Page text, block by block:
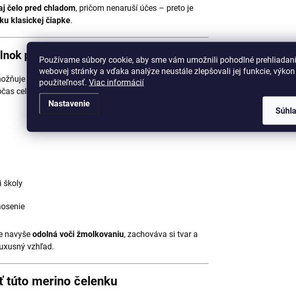
Používame súbory cookie, aby sme vám umožnili pohodlné
webovej stránky a vďaka analýze neustále zlepšovali jej funkcie,
použiteľnosť. Viac informácií
Nastavenie
čelo pred chladom, pričom nenaruší účes – preto je
klasickej čiapke.
pre každodenné nosenie aj šport
čelenkeautomaticky sa prispôsobiť tvaru hlavy
celého dňa.
školy
navyše odolná voči žmolkovaniu, zachováva si tvar a
vzhľad.
túto merino čelenku